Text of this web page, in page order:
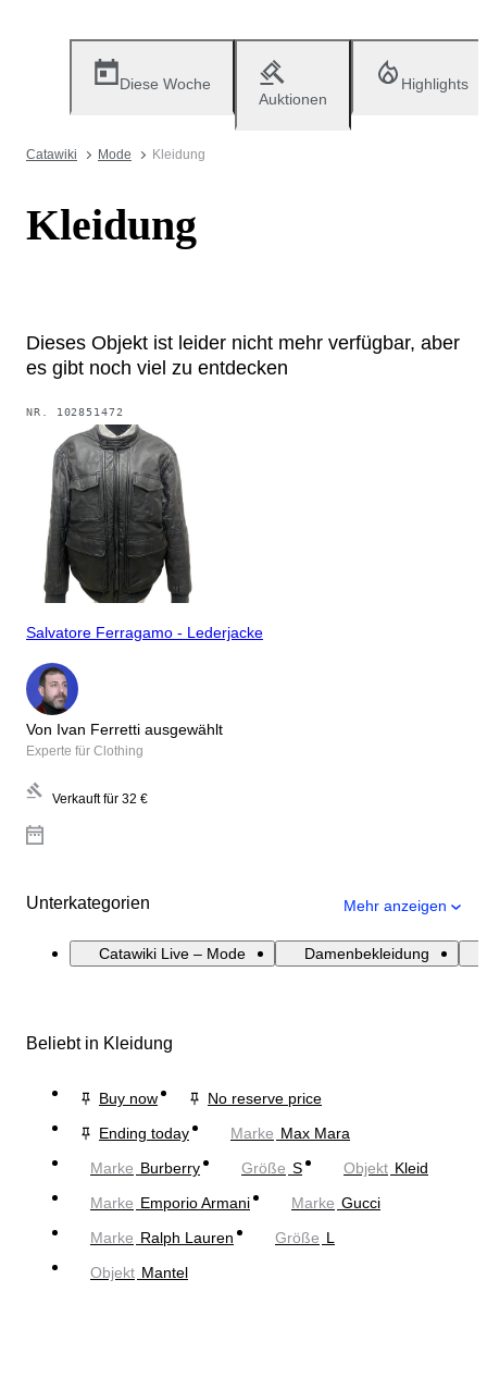
Diese Woche
Auktionen
Highlights
Catawiki Mode Kleidung
Kleidung
Dieses Objekt ist leider nicht mehr verfügbar, aber
es gibt noch viel zu entdecken
NR. 102851472
Salvatore Ferragamo - Lederjacke
Von Ivan Ferretti ausgewählt
Experte für Clothing
Verkauft für 32 €
Unterkategorien Mehr anzeigen
Catawiki Live – Mode Damenbekleidung
Beliebt in Kleidung
Buy now
No reserve price
Ending today
Marke Max Mara
Marke Burberry Größe S Objekt Kleid
Marke Emporio Armani Marke Gucci
Marke Ralph Lauren Größe L
Objekt Mantel